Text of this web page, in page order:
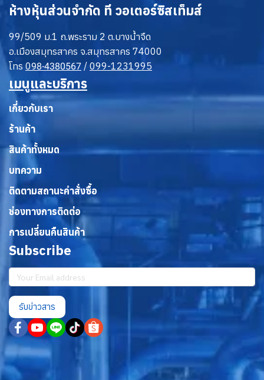
ห้างหุ้นส่วนจำกัด ที วอเตอร์ซิสเท็มส์
99/509 ม.1 ถ.พระราม 2 ต.บางน้ำจืด
อ.เมืองสมุทรสาคร จ.สมุทรสาคร 74000
โทร098-4380567 / 099-1231995
เมนูและบริการ
เกี่ยวกับเรา
ร้านค้า
สินค้าทั้งหมด
บทความ
ติดตามสถานะคำสั่งซื้อ
ช่องทางการติดต่อ
การเปลี่ยนคืนสินค้า
Subscribe
รับข่าวสาร